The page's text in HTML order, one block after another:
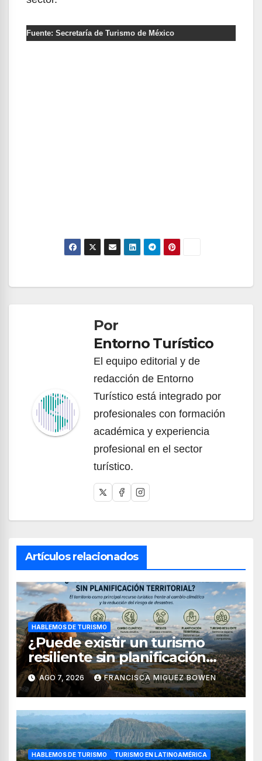
Fuente: Secretaría de Turismo de México
entradasPor
Entorno Turístico
El equipo editorial y de
redacción de Entorno
Turístico está integrado por
profesionales con formación
académica y experiencia
profesional en el sector
turístico.
Artículos relacionados
HABLEMOS DE TURISMO
¿Puede existir un turismo
resiliente sin planificación
territorial?
AGO 7, 2026 FRANCISCA MIGUEZ BOWEN
HABLEMOS DE TURISMO TURISMO EN LATINOAMÉRICA